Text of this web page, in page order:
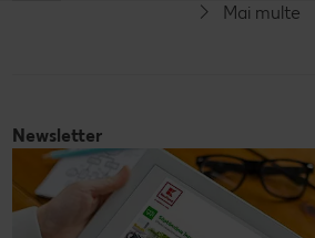
Mai multe
Newsletter